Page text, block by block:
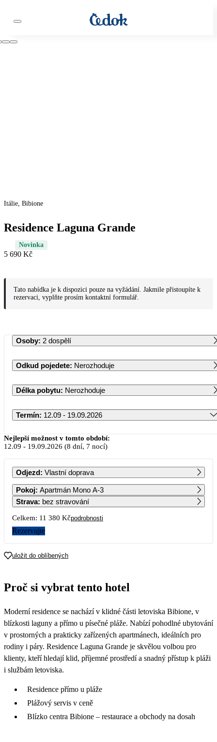
Itálie, Bibione
Residence Laguna Grande
Novinka
5 690 Kč
Tato nabídka je k dispozici pouze na vyžádání. Jakmile přistoupíte k
rezervaci, vyplňte prosím kontaktní formulář.
Osoby: 2 dospělí
Odkud pojedete: Nerozhoduje
Délka pobytu: Nerozhoduje
Termín: 12.09 - 19.09.2026
Září 2026
PO ÚT ST ČT PÁ SO NE
1 2 3 4 5 6
7 8 9 10 11 12 13
8 280 5 690
21
28 29 30
Nejlepší možnost v tomto období:
12.09 - 19.09.2026 (8 dní, 7 nocí)
Odjezd: Vlastní doprava
Pokoj: Apartmán Mono A-3
Strava: bez stravování
Celkem: 11 380 Kčpodrobnosti
Rezervujte
uložit do oblíbených
Proč si vybrat tento hotel
Moderní residence se nachází v klidné části letoviska Bibione, v
blízkosti laguny a přímo u písečné pláže. Nabízí pohodlné ubytování
v prostorných a prakticky zařízených apartmánech, ideálních pro
rodiny i páry. Residence Laguna Grande je skvělou volbou pro
klienty, kteří hledají klid, příjemné prostředí a snadný přístup k pláži
i službám letoviska.
Residence přímo u pláže
Plážový servis v ceně
Blízko centra Bibione – restaurace a obchody na dosah